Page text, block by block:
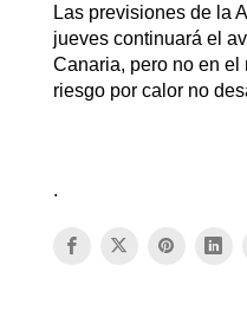
Las previsiones de la
jueves continuará el
Canaria, pero no en el
riesgo por calor no
.